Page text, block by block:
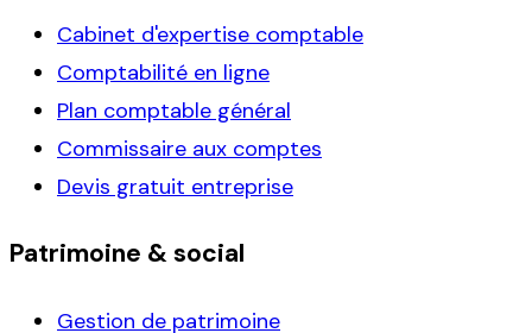
Cabinet d'expertise comptable
Comptabilité en ligne
Plan comptable général
Commissaire aux comptes
Devis gratuit entreprise
Patrimoine & social
Gestion de patrimoine